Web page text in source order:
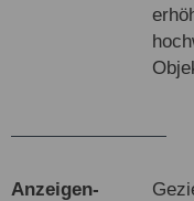
An­zeigen­